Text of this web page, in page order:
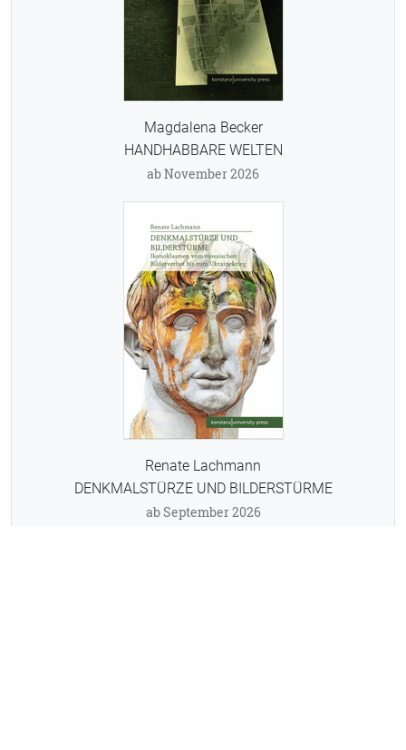
Magdalena Becker
HANDHABBARE WELTEN
ab November 2026
Renate Lachmann
DENKMALSTÜRZE UND BILDERSTÜRME
ab September 2026